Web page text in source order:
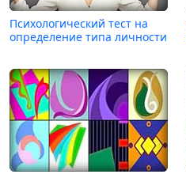
Психологический тест на
определение типа личности